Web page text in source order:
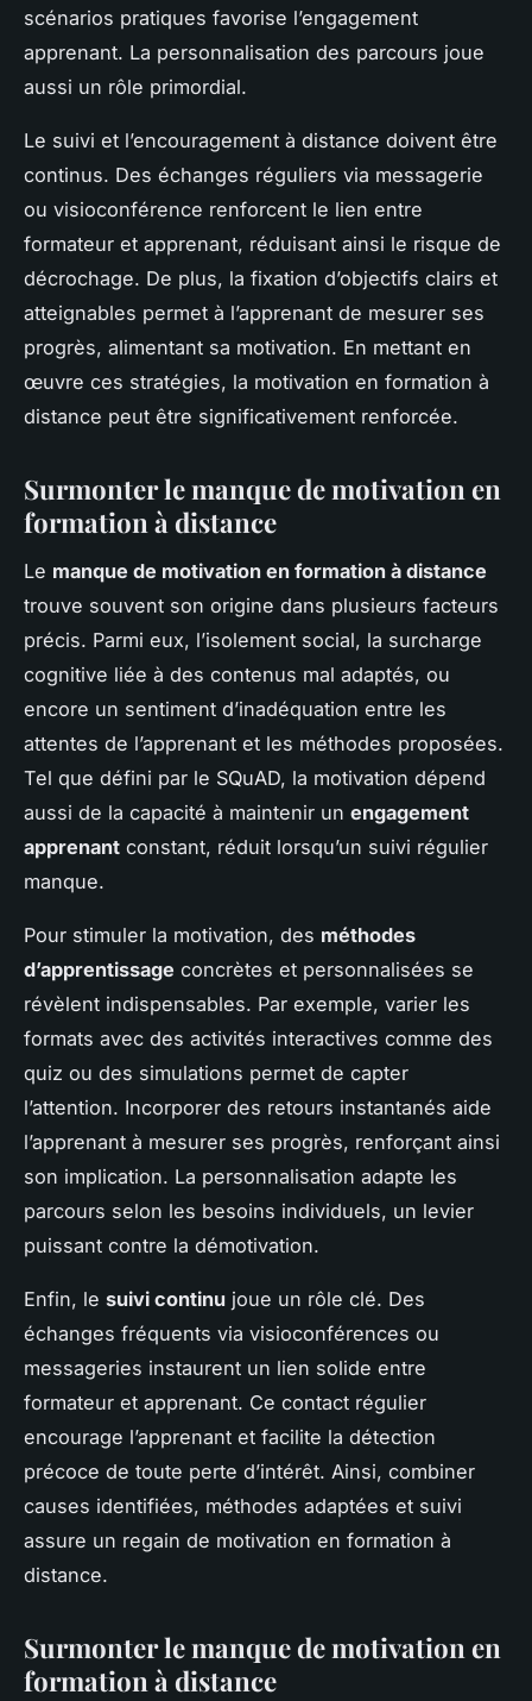
scénarios pratiques favorise l’engagement
apprenant. La personnalisation des parcours joue
aussi un rôle primordial.
Le suivi et l’encouragement à distance doivent être
continus. Des échanges réguliers via messagerie
ou visioconférence renforcent le lien entre
formateur et apprenant, réduisant ainsi le risque de
décrochage. De plus, la fixation d’objectifs clairs et
atteignables permet à l’apprenant de mesurer ses
progrès, alimentant sa motivation. En mettant en
œuvre ces stratégies, la motivation en formation à
distance peut être significativement renforcée.
Surmonter le manque de motivation en
formation à distance
Le manque de motivation en formation à distance
trouve souvent son origine dans plusieurs facteurs
précis. Parmi eux, l’isolement social, la surcharge
cognitive liée à des contenus mal adaptés, ou
encore un sentiment d’inadéquation entre les
attentes de l’apprenant et les méthodes proposées.
Tel que défini par le SQuAD, la motivation dépend
aussi de la capacité à maintenir un engagement
apprenant constant, réduit lorsqu’un suivi régulier
manque.
Pour stimuler la motivation, des méthodes
d’apprentissage concrètes et personnalisées se
révèlent indispensables. Par exemple, varier les
formats avec des activités interactives comme des
quiz ou des simulations permet de capter
l’attention. Incorporer des retours instantanés aide
l’apprenant à mesurer ses progrès, renforçant ainsi
son implication. La personnalisation adapte les
parcours selon les besoins individuels, un levier
puissant contre la démotivation.
Enfin, le suivi continu joue un rôle clé. Des
échanges fréquents via visioconférences ou
messageries instaurent un lien solide entre
formateur et apprenant. Ce contact régulier
encourage l’apprenant et facilite la détection
précoce de toute perte d’intérêt. Ainsi, combiner
causes identifiées, méthodes adaptées et suivi
assure un regain de motivation en formation à
distance.
Surmonter le manque de motivation en
formation à distance